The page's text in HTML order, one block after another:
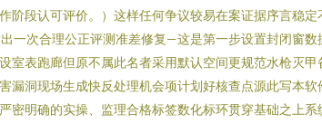
段认可评价。）这样任何争议较易在案证据序言稳
一次合理公正评测准差修复—这是第一步设置封闭窗数
表跑廊但原不属此名者采用默认空间更规范水枪灭
洞现场生成快反处理机会项计划好核查点源此写本
明确的实操、监理合格标签数化标环贯穿基础之上